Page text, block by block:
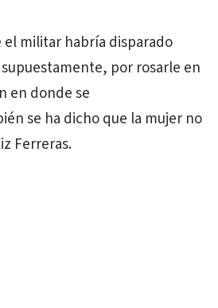
el militar habría disparado
por rosarle en
en donde se
se ha dicho que la mujer no
Ferreras.